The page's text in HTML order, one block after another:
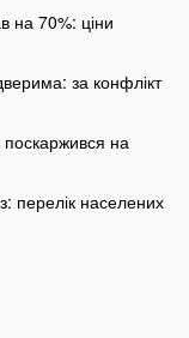
на 70%: ціни
за конфлікт
на
перелік населених